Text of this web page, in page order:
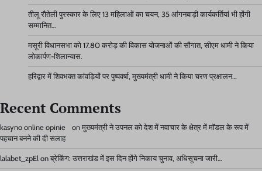
तीलू रौतेली पुरस्कार के लिए 13 महिलाओं का चयन, 35 आंगनबाड़ी कार्यकर्तियां भी होंगी
सम्मानित…
मसूरी विधानसभा को 17.80 करोड़ की विकास योजनाओं की सौगात, सीएम धामी ने किया
लोकार्पण-शिलान्यास.
हरिद्वार में शिवभक्त कांवड़ियों पर पुष्पवर्षा, मुख्यमंत्री धामी ने किया चरण प्रक्षालन…
Recent Comments
kasyno online opinie on मुख्यमंत्री ने उपनल को देश में नवाचार के क्षेत्र में मॉडल के रूप में
पहचान बनने की दी सलाह
lalabet_zpEl on ब्रेकिंग: उत्तराखंड में इस दिन होंगे निकाय चुनाव, अधिसूचना जारी…